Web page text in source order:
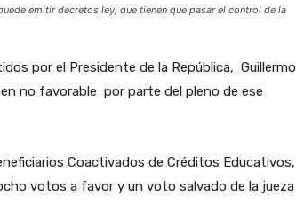
emitir decretos ley, que tienen que pasar el control de la
por el Presidente de la República, Guillermo
no favorable por parte del pleno de ese
Coactivados de Créditos Educativos,
votos a favor y un voto salvado de la jueza